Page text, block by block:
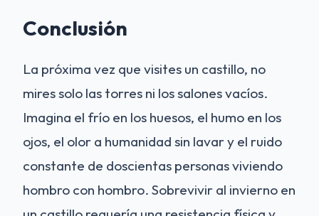
Conclusión
La próxima vez que visites un castillo, no
mires solo las torres ni los salones vacíos.
Imagina el frío en los huesos, el humo en los
ojos, el olor a humanidad sin lavar y el ruido
constante de doscientas personas viviendo
hombro con hombro. Sobrevivir al invierno en